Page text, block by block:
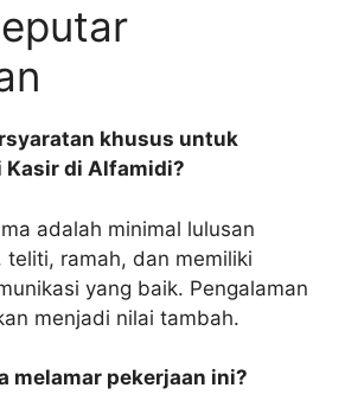
khusus untuk
Kasir di Alfamidi?
adalah minimal lulusan
teliti, ramah, dan memiliki
yang baik. Pengalaman
menjadi nilai tambah.
melamar pekerjaan ini?